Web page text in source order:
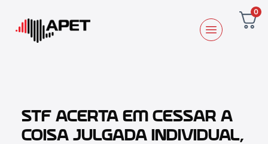
0
STF ACERTA EM CESSAR A
COISA JULGADA INDIVIDUAL,